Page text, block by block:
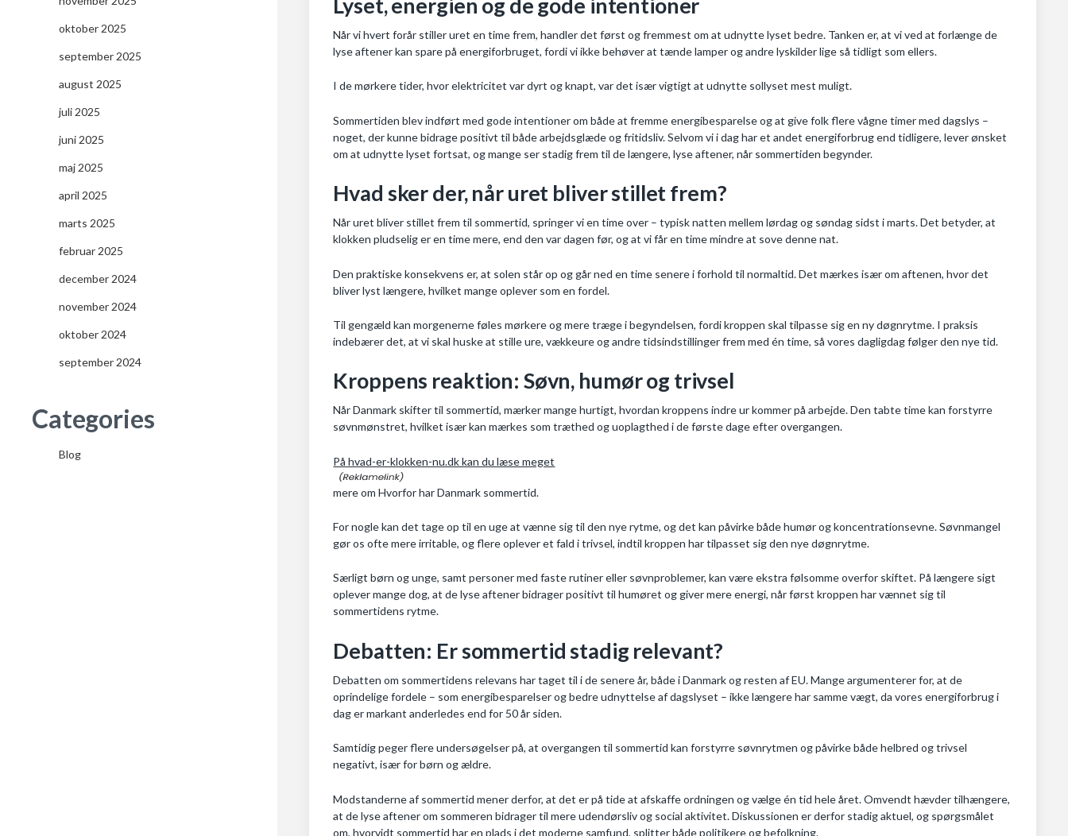
oktober 2025
september 2025
august 2025
juli 2025
juni 2025
maj 2025
april 2025
marts 2025
februar 2025
december 2024
november 2024
oktober 2024
september 2024
Categories
Blog
Når vi hvert forår stiller uret en time frem, handler det først og fremmest om at udnytte lyset bedre. Tanken er, at vi ved at forlænge de
lyse aftener kan spare på energiforbruget, fordi vi ikke behøver at tænde lamper og andre lyskilder lige så tidligt som ellers.
I de mørkere tider, hvor elektricitet var dyrt og knapt, var det især vigtigt at udnytte sollyset mest muligt.
Sommertiden blev indført med gode intentioner om både at fremme energibesparelse og at give folk flere vågne timer med dagslys –
noget, der kunne bidrage positivt til både arbejdsglæde og fritidsliv. Selvom vi i dag har et andet energiforbrug end tidligere, lever ønsket
om at udnytte lyset fortsat, og mange ser stadig frem til de længere, lyse aftener, når sommertiden begynder.
Hvad sker der, når uret bliver stillet frem?
Når uret bliver stillet frem til sommertid, springer vi en time over – typisk natten mellem lørdag og søndag sidst i marts. Det betyder, at
klokken pludselig er en time mere, end den var dagen før, og at vi får en time mindre at sove denne nat.
Den praktiske konsekvens er, at solen står op og går ned en time senere i forhold til normaltid. Det mærkes især om aftenen, hvor det
bliver lyst længere, hvilket mange oplever som en fordel.
Til gengæld kan morgenerne føles mørkere og mere træge i begyndelsen, fordi kroppen skal tilpasse sig en ny døgnrytme. I praksis
indebærer det, at vi skal huske at stille ure, vækkeure og andre tidsindstillinger frem med én time, så vores dagligdag følger den nye tid.
Kroppens reaktion: Søvn, humør og trivsel
Når Danmark skifter til sommertid, mærker mange hurtigt, hvordan kroppens indre ur kommer på arbejde. Den tabte time kan forstyrre
søvnmønstret, hvilket især kan mærkes som træthed og uoplagthed i de første dage efter overgangen.
På hvad-er-klokken-nu.dk kan du læse meget
mere om Hvorfor har Danmark sommertid.
For nogle kan det tage op til en uge at vænne sig til den nye rytme, og det kan påvirke både humør og koncentrationsevne. Søvnmangel
gør os ofte mere irritable, og flere oplever et fald i trivsel, indtil kroppen har tilpasset sig den nye døgnrytme.
Særligt børn og unge, samt personer med faste rutiner eller søvnproblemer, kan være ekstra følsomme overfor skiftet. På længere sigt
oplever mange dog, at de lyse aftener bidrager positivt til humøret og giver mere energi, når først kroppen har vænnet sig til
sommertidens rytme.
Debatten: Er sommertid stadig relevant?
Debatten om sommertidens relevans har taget til i de senere år, både i Danmark og resten af EU. Mange argumenterer for, at de
oprindelige fordele – som energibesparelser og bedre udnyttelse af dagslyset – ikke længere har samme vægt, da vores energiforbrug i
dag er markant anderledes end for 50 år siden.
Samtidig peger flere undersøgelser på, at overgangen til sommertid kan forstyrre søvnrytmen og påvirke både helbred og trivsel
negativt, især for børn og ældre.
Modstanderne af sommertid mener derfor, at det er på tide at afskaffe ordningen og vælge én tid hele året. Omvendt hævder tilhængere,
at de lyse aftener om sommeren bidrager til mere udendørsliv og social aktivitet. Diskussionen er derfor stadig aktuel, og spørgsmålet
om, hvorvidt sommertid har en plads i det moderne samfund, splitter både politikere og befolkning.